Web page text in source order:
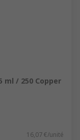
ml / 250 Copper
16,07 €/unité